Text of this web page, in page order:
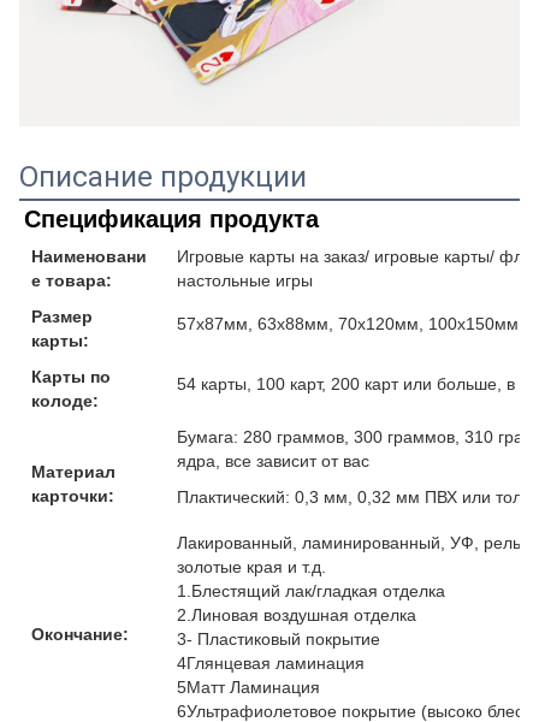
Описание продукции
Спецификация продукта
Наименовани
е товара:
Игровые карты на заказ/ игровые карты/
настольные игры
Размер
карты:
57x87мм, 63x88мм, 70x120мм, 100x150мм
Карты по
колоде:
54 карты, 100 карт, 200 карт или больше, в
Материал
карточки:
Бумага: 280 граммов, 300 граммов, 310
ядра, все зависит от вас
Плактический: 0,3 мм, 0,32 мм ПВХ или
Окончание:
Лакированный, ламинированный, УФ,
золотые края и т.д.
1.Блестящий лак/гладкая отделка
2.Линовая воздушная отделка
3- Пластиковый покрытие
4Глянцевая ламинация
5Матт Ламинация
6Ультрафиолетовое покрытие (высоко